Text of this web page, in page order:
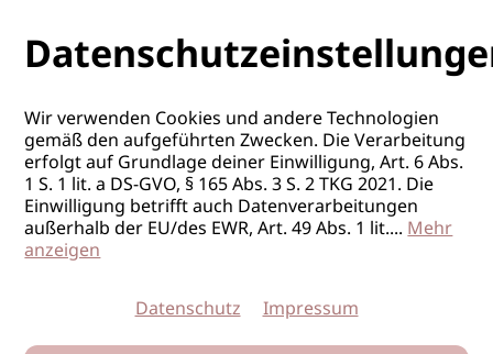
Wir verwenden Cookies und andere Technologien
gemäß den aufgeführten Zwecken. Die Verarbeitung
erfolgt auf Grundlage deiner Einwilligung, Art. 6 Abs.
1 S. 1 lit. a DS-GVO, § 165 Abs. 3 S. 2 TKG 2021. Die
Einwilligung betrifft auch Datenverarbeitungen
außerhalb der EU/des EWR, Art. 49 Abs. 1 lit....Mehr
anzeigen
Datenschutz Impressum